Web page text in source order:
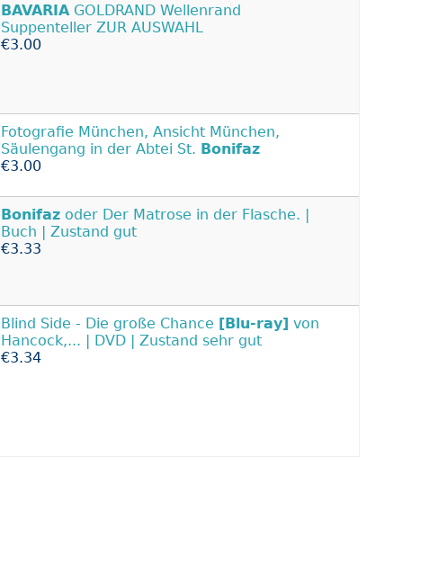
BAVARIA GOLDRAND Wellenrand
Suppenteller ZUR AUSWAHL
€3.00
Fotografie München, Ansicht München,
Säulengang in der Abtei St. Bonifaz
€3.00
Bonifaz oder Der Matrose in der Flasche. |
Buch | Zustand gut
€3.33
Blind Side - Die große Chance [Blu-ray] von
Hancock,... | DVD | Zustand sehr gut
€3.34